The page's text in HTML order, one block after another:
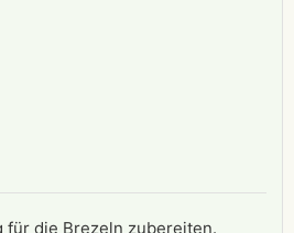
für die Brezeln zubereiten.